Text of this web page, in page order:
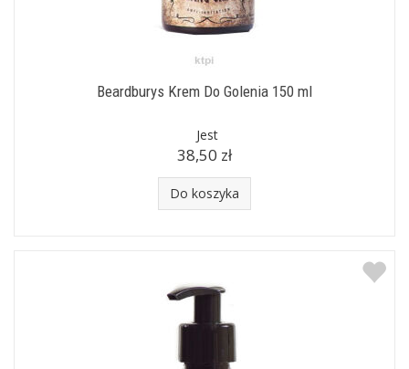
Beardburys Krem Do Golenia 150 ml
Jest
38,50 zł
Do koszyka